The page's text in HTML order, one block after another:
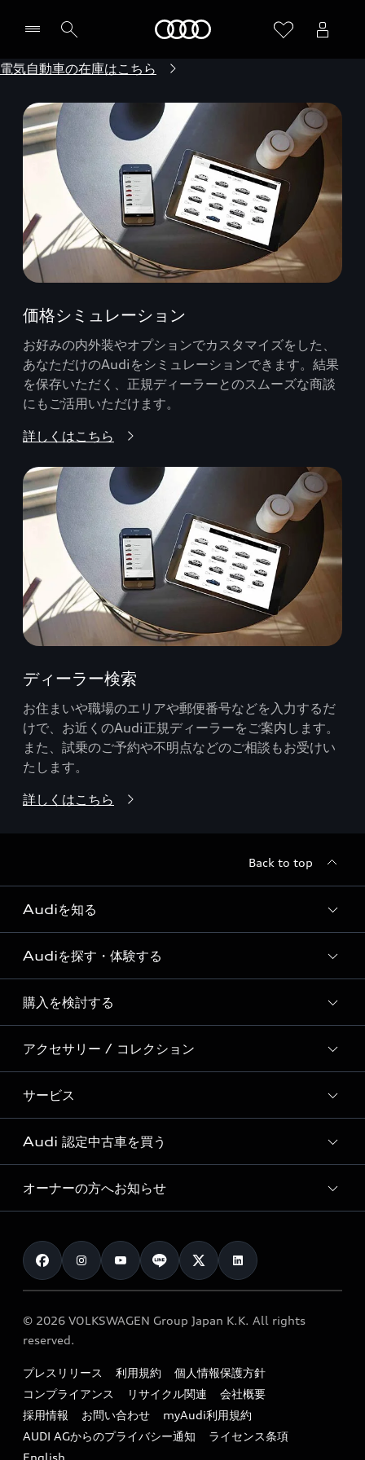
電気自動車の在庫はこちら
価格シミュレーション
お好みの内外装やオプションでカスタマイズをした、
あなただけのAudiをシミュレーションできます。結果
を保存いただく、正規ディーラーとのスムーズな商談
にもご活用いただけます。
詳しくはこちら
ディーラー検索
お住まいや職場のエリアや郵便番号などを入力するだ
けで、お近くのAudi正規ディーラーをご案内します。
また、試乗のご予約や不明点などのご相談もお受けい
たします。
詳しくはこちら
Back to top
Audiを知る
Audi ブランド
Story of Progress
Audi Sport
Formula 1®
デジタルサービス
Audiを探す・体験する
ディーラー検索
新車在庫検索
試乗車・展示車検索
見積り依頼
試乗予約
購入を検討する
モデル一覧
特別仕様モデル / 限定モデル
e-tronラインアップ
価格シミュレーション
車両比較
カタログ一覧
アクセサリー / コレクション
純正アクセサリー
オンラインショップ
Audi collection
アウディナビアプリ
サービス
サービス入庫予約
サービスプログラム
メンテナンス
車検 / 定期点検
e-tronアフターサポート
myAudi
Audi 認定中古車を買う
Audi認定中古車
クオリティ
保証
メンテナンス
ファイナンス
キャンペーン / イベント
買取査定
オーナーの方へお知らせ
お知らせ
オーナー様向けキャンペーン
特定整備適用車一覧
リサイクル法
よくある質問（FAQ）
© 2026 VOLKSWAGEN Group Japan K.K. All rights
reserved.
プレスリリース 利用規約
個人情報保護方針
コンプライアンス
リサイクル関連
会社概要
採用情報
お問い合わせ
myAudi利用規約
AUDI AGからのプライバシー通知
ライセンス条項
English